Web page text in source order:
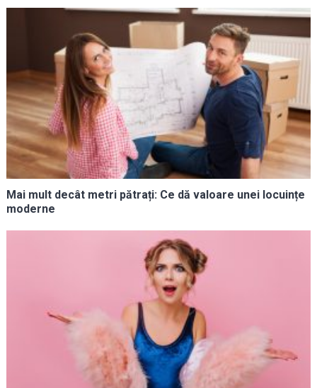
Mai mult decât metri pătrați: Ce dă valoare unei locuințe
moderne